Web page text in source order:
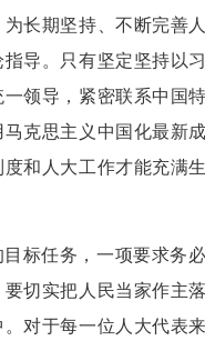
长期坚持、不断完善
导。只有坚定坚持以
领导，紧密联系中国
克思主义中国化最新
和人大工作才能充满
目标任务，一项要求务
切实把人民当家作主
对于每一位人大代表